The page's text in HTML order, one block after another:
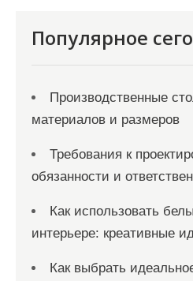
м
Популярное
Производственные
материалов и размеров
Требования к
обязанности и
Как использовать
интерьере: креативные
Как выбрать